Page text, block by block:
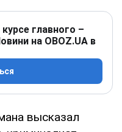
главного –
на OBOZ.UA в
высказал